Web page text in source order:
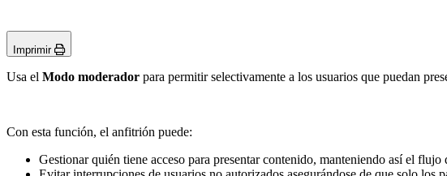
Imprimir
Usa el Modo moderador para permitir selectivamente a los usuarios que puedan
Con esta función, el anfitrión puede:
Gestionar quién tiene acceso para presentar contenido, manteniendo así el flujo